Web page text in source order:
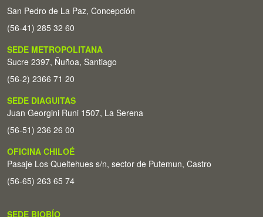
San Pedro de La Paz, Concepción
(56-41) 285 32 60
SEDE METROPOLITANA
Sucre 2397, Ñuñoa, Santiago
(56-2) 2366 71 20
SEDE DIAGUITAS
Juan Georgini Runi 1507, La Serena
(56-51) 236 26 00
OFICINA CHILOÉ
Pasaje Los Queltehues s/n, sector de Putemun, Castro
(56-65) 263 65 74
SEDE BIOBÍO